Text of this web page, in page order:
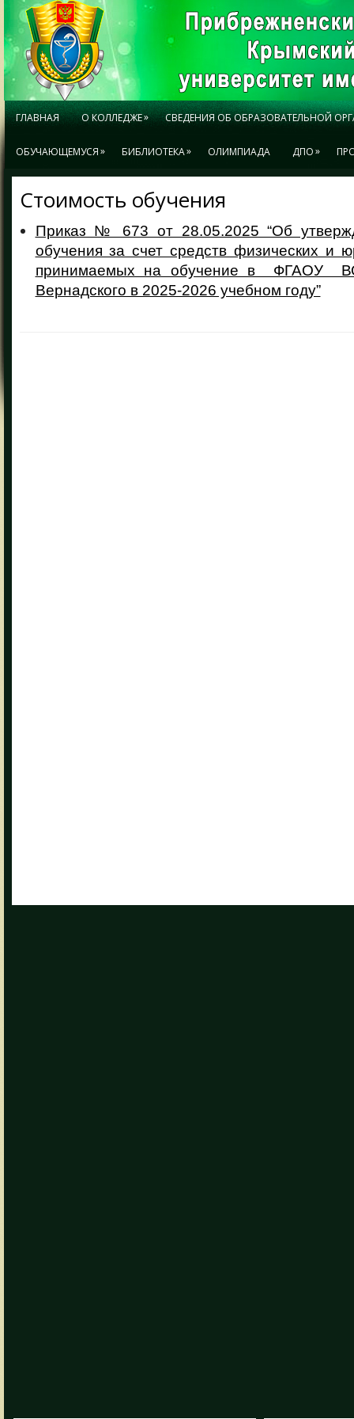
ГЛАВНАЯ О КОЛЛЕДЖЕ» СВЕДЕНИЯ ОБ ОБРАЗОВАТЕЛЬНОЙ
ОБУЧАЮЩЕМУСЯ» БИБЛИОТЕКА» ОЛИМПИАДА ДПО»
Стоимость обучения
Приказ № 673 от 28.05.2025 “Об
обучения за счет средств физических и
принимаемых на обучение в ФГАОУ
Вернадского в 2025-2026 учебном году”